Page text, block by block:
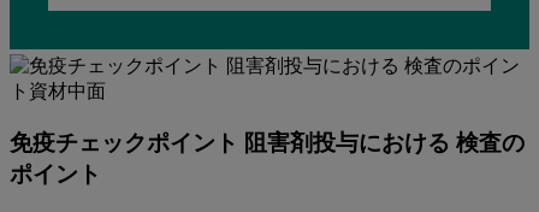
免疫チェックポイント 阻害剤投与における 検査の
ポイント